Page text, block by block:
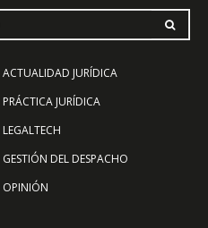
ACTUALIDAD JURÍDICA
PRÁCTICA JURÍDICA
LEGALTECH
GESTIÓN DEL DESPACHO
OPINIÓN